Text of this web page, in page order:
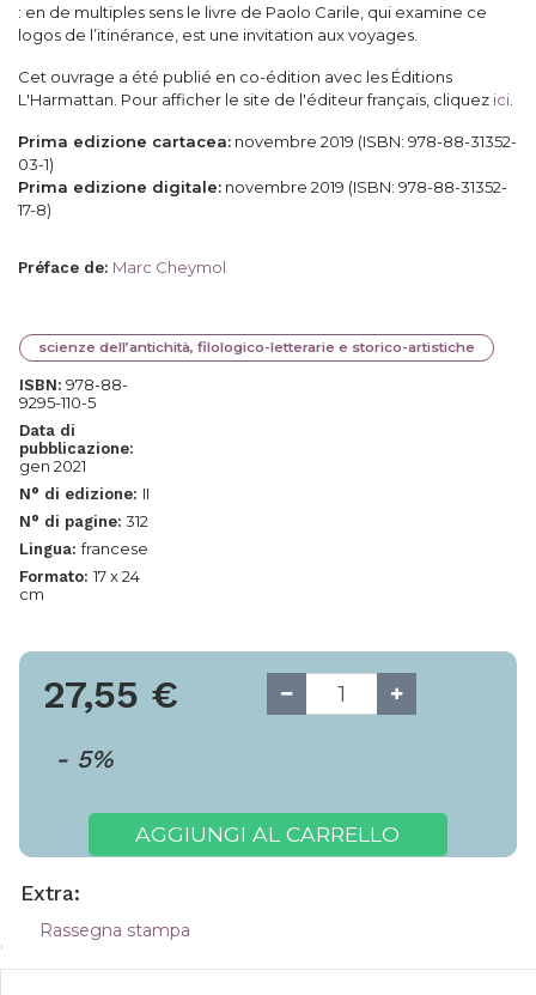
: en de multiples sens le livre de Paolo Carile, qui examine ce
logos de l’itinérance, est une invitation aux voyages.
Cet ouvrage a été publié en co-édition avec les Éditions
L'Harmattan. Pour afficher le site de l'éditeur français, cliquez ici
Prima edizione cartacea: novembre 2019 (ISBN: 978-88-31352-
03-1)
Prima edizione digitale: novembre 2019 (ISBN: 978-88-31352-
17-8)
Préface de: Marc Cheymol
scienze dell’antichità, filologico-letterarie e storico-artistiche
ISBN: 978-88-
9295-110-5
Data di
pubblicazione:
gen 2021
N° di edizione: II
N° di pagine: 312
Lingua:francese
Formato: 17 x 24
cm
27,55 €
- 5%
AGGIUNGI AL CARRELLO
Extra:
Rassegna stampa